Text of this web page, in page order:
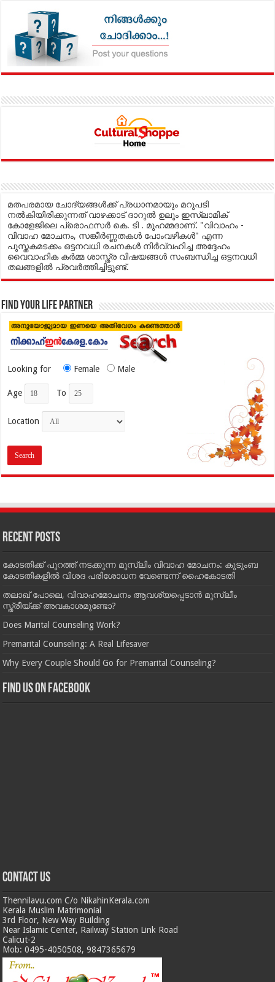
മതപരമായ ചോദ്യങ്ങൾക്ക് പ്രധാനമായും മറുപടി
നൽകിയിരിക്കുന്നത് വാഴക്കാട് ദാറുൽ ഉലൂം ഇസ്ലാമിക്
കോളേജിലെ പ്രൊഫസർ കെ. ടി . മുഹമ്മദാണ്. "വിവാഹം -
വിവാഹ മോചനം, സങ്കീർണ്ണതകൾ പോംവഴികൾ" എന്ന
പുസ്തകമടക്കം ഒട്ടനവധി രചനകൾ നിർവ്വഹിച്ച അദ്ദേഹം
വൈവാഹിക കർമ്മ ശാസ്ത്ര വിഷയങ്ങൾ സംബന്ധിച്ച ഒട്ടനവധി
തലങ്ങളിൽ പ്രവർത്തിച്ചിട്ടുണ്ട്.
Find your life partner
Looking for Female Male
Age To
Location
Recent Posts
കോടതിക്ക് പുറത്ത് നടക്കുന്ന മുസ്‌ലിം വിവാഹ മോചനം: കുടുംബ
കോടതികളില്‍ വിശദ പരിശോധന വേണ്ടെന്ന് ഹൈകോടതി
തലാഖ് പോലെ, വിവാഹമോചനം ആവശ്യപ്പെടാൻ മുസ്ലീം
സ്ത്രീയ്ക്ക് അവകാശമുണ്ടോ?
Does Marital Counseling Work?
Premarital Counseling: A Real Lifesaver
Why Every Couple Should Go for Premarital Counseling?
Find us on Facebook
Contact us
Thennilavu.com C/o NikahinKerala.com
Kerala Muslim Matrimonial
3rd Floor, New Way Building
Near Islamic Center, Railway Station Link Road
Calicut-2
Mob: 0495-4050508, 9847365679